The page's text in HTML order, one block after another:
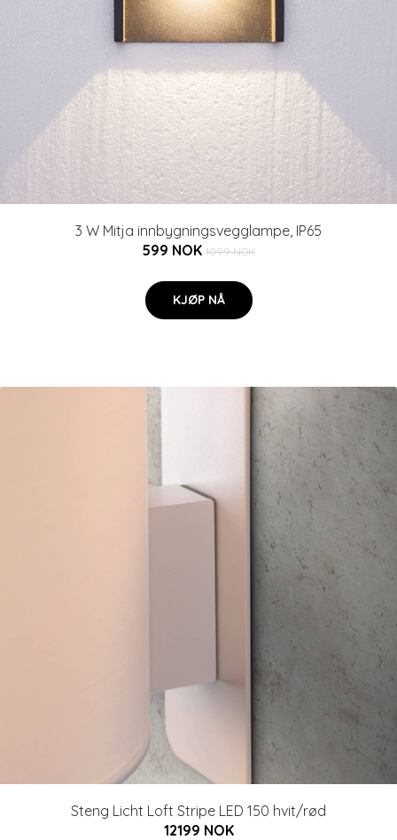
3 W Mitja innbygningsvegglampe, IP65
599 NOK 1099 NOK
KJØP NÅ
Steng Licht Loft Stripe LED 150 hvit/rød
12199 NOK